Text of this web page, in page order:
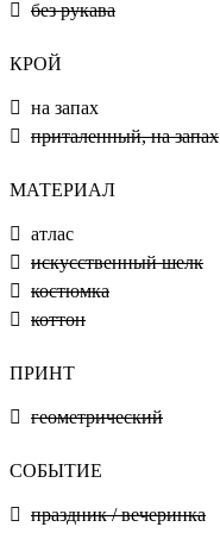
без рукава
КРОЙ
на запах
приталенный, на запах
МАТЕРИАЛ
атлас
искусственный шелк
костюмка
коттон
ПРИНТ
геометрический
СОБЫТИЕ
праздник / вечеринка